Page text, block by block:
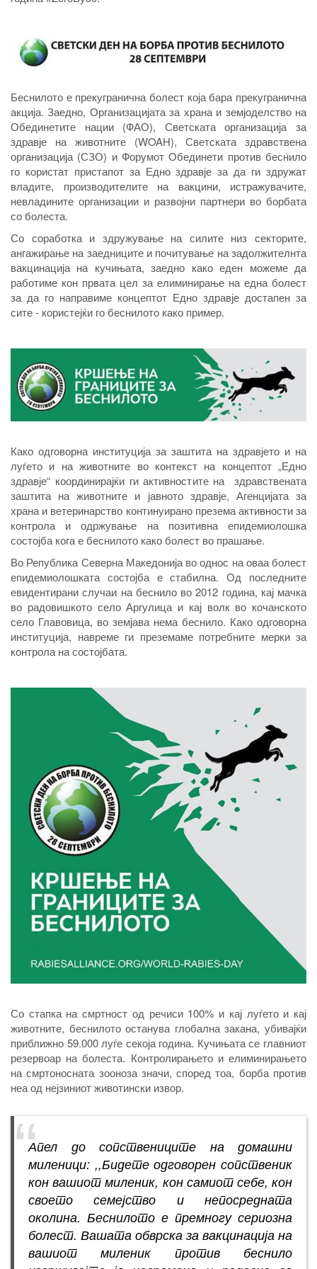
Беснилото е прекугранична болест која бара прекугранична
акција. Заедно, Организацијата за храна и земјоделство на
Обединетите нации (ФАО), Светската организација за
здравје на животните (WOAH), Светската здравствена
организација (СЗО) и Форумот Обединети против беснило
го користат пристапот за Едно здравје за да ги здружат
владите, производителите на вакцини, истражувачите,
невладините организации и развојни партнери во борбата
со болеста.
Со соработка и здружување на силите низ секторите,
ангажирање на заедниците и почитување на задолжителнта
вакцинација на кучињата, заедно како еден можеме да
работиме кон првата цел за елиминирање на една болест
за да го направиме концептот Едно здравје достапен за
сите - користејќи го беснилото како пример.
Како одговорна институција за заштита на здравјето и на
луѓето и на животните во контекст на концептот „Едно
здравје“ координирајќи ги активностите на здравствената
заштита на животните и јавното здравје, Агенцијата за
храна и ветеринарство континуирано презема активности за
контрола и одржување на позитивна епидемиолошка
состојба кога е беснилото како болест во прашање.
Во Република Северна Македонија во однос на оваа болест
епидемиолошката состојба е стабилна. Од последните
евидентирани случаи на беснило во 2012 година, кај мачка
во радовишкото село Аргулица и кај волк во кочанското
село Главовица, во земјава нема беснило. Како одговорна
институција, навреме ги преземаме потребните мерки за
контрола на состојбата.
Со стапка на смртност од речиси 100% и кај луѓето и кај
животните, беснилото останува глобална закана, убивајќи
приближно 59.000 луѓе секоја година. Кучињата се главниот
резервоар на болеста. Контролирањето и елиминирањето
на смртоносната зооноза значи, според тоа, борба против
неа од нејзиниот животински извор.
Апел до сопствениците на домашни
миленици: ,,Бидете одговорен сопственик
кон вашиот миленик, кон самиот себе, кон
своето семејство и непосредната
околина. Беснилото е премногу сериозна
болест. Вашата обврска за вакцинација на
вашиот миленик против беснило